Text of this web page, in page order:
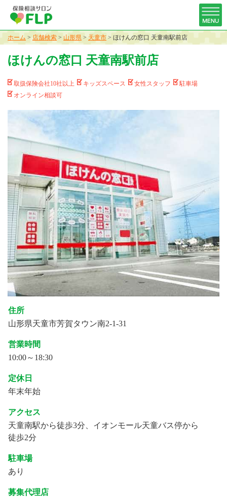
ホーム > 店舗検索 > 山形県 > 天童市 > ほけんの窓口 天童南駅前店
ほけんの窓口 天童南駅前店
取扱保険会社10社以上 キッズスペース 女性スタッフ
駐車場
オンライン相談可
住所
山形県天童市芳賀タウン南2-1-31
営業時間
10:00～18:30
定休日
年末年始
アクセス
天童南駅から徒歩3分、イオンモール天童バス停から
徒歩2分
駐車場
あり
募集代理店